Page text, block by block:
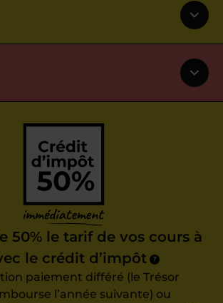
50% le tarif de vos cours à
le crédit d’impôt
?
paiement différé (le Trésor
l’année suivante) ou